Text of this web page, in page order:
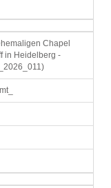
Chapel
in Heidelberg -